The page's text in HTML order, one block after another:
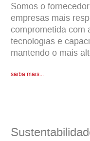
Somos o
empresas mais
comprometida com
tecnologias e
mantendo o mais
saiba mais...